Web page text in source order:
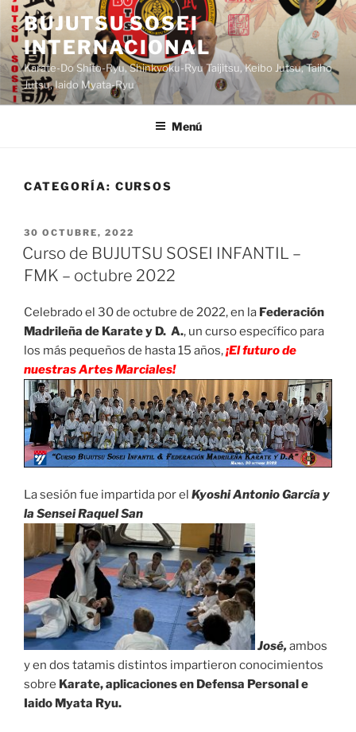
Saltar
contenido
BUJUTSU SOSEI
INTERNACIONAL
Karate-Do Shito-Ryu, Shinkyoku-Ryu Taijitsu, Keibo Jutsu, Taiho
Jutsu, Iaido Myata-Ryu
Menú
CATEGORÍA: CURSOS
PUBLICADO
EL
30 OCTUBRE, 2022
Curso de BUJUTSU SOSEI INFANTIL –
FMK – octubre 2022
Celebrado el 30 de octubre de 2022, en la Federación
Madrileña de Karate y D. A., un curso específico para
los más pequeños de hasta 15 años,¡El futuro de
nuestras Artes Marciales!
La sesión fue impartida por el Kyoshi Antonio García y
la Sensei Raquel San
José, ambos
y en dos tatamis distintos impartieron conocimientos
sobre Karate, aplicaciones en Defensa Personal e
Iaido Myata Ryu.